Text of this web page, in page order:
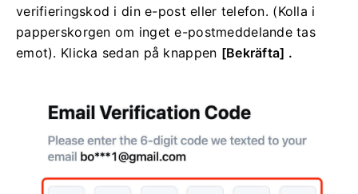
verifieringskod i din e-post eller telefon. (Kolla i
papperskorgen om inget e-postmeddelande tas
emot). Klicka sedan på knappen [Bekräfta] .